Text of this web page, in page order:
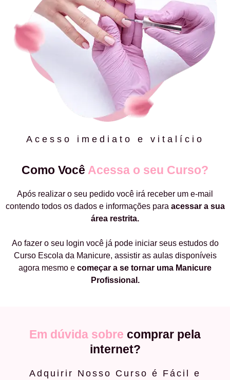
Acesso imediato e vitalício
Como Você Acessa o seu Curso?
Após realizar o seu pedido você irá receber um e-mail
contendo todos os dados e informações para acessar a sua
área restrita.
Ao fazer o seu login você já pode iniciar seus estudos do
Curso Escola da Manicure, assistir as aulas disponíveis
agora mesmo e começar a se tornar uma Manicure
Profissional.
Em dúvida sobre comprar pela
internet?
Adquirir Nosso Curso é Fácil e